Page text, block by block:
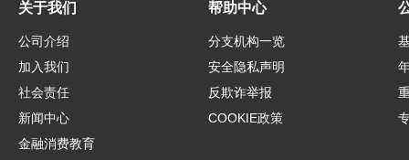
关于我们
公司介绍
加入我们
社会责任
新闻中心
金融消费教育
帮助中心
分支机构一览
安全隐私声明
反欺诈举报
COOKIE政策